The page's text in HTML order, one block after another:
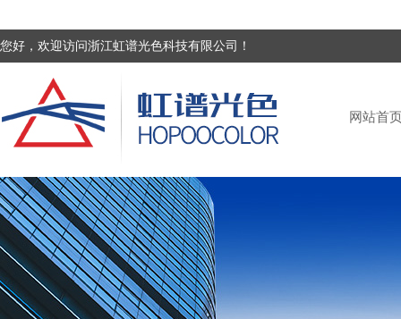
您好，欢迎访问浙江虹谱光色科技有限公司！
网站首